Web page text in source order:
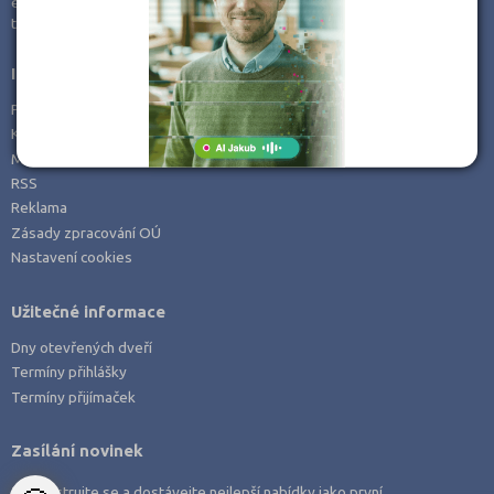
Zemědělské a ekologické
tel:
+420 606 411 115
Informace
Prohlášení o přístupnosti
Kontakt
Mapa serveru
RSS
Reklama
Zásady zpracování OÚ
Nastavení cookies
Užitečné informace
Dny otevřených dveří
Termíny přihlášky
Termíny přijímaček
Zasílání novinek